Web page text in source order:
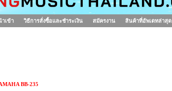
เข้า วิธีการสั่งซื้อและชำระเงิน สมัครงาน สินค้าที่อัพเดทล่าสุด
BB-235